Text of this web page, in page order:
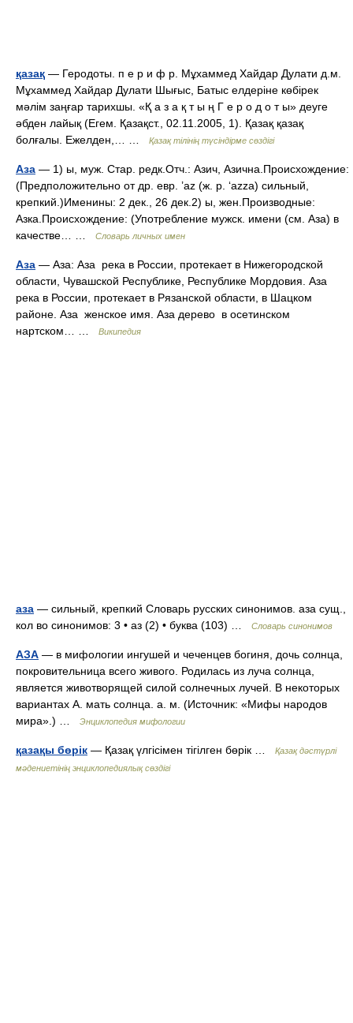
қазақ — Геродоты. п е р и ф р. Мұхаммед Хайдар Дулати д.м.
Мұхаммед Хайдар Дулати Шығыс, Батыс елдеріне көбірек
мәлім заңғар тарихшы. «Қ а з а қ т ы ң Г е р о д о т ы» деуге
әбден лайық (Егем. Қазақст., 02.11.2005, 1). Қазақ қазақ
болғалы. Ежелден,… …
Қазақ тілінің түсіндірме сөздігі
Аза — 1) ы, муж. Стар. редк.Отч.: Азич, Азична.Происхождение:
(Предположительно от др. евр. ’az (ж. р. ‘azza) сильный,
крепкий.)Именины: 2 дек., 26 дек.2) ы, жен.Производные:
Азка.Происхождение: (Употребление мужск. имени (см. Аза) в
качестве… …
Словарь личных имен
Аза — Аза: Аза река в России, протекает в Нижегородской
области, Чувашской Республике, Республике Мордовия. Аза
река в России, протекает в Рязанской области, в Шацком
районе. Аза женское имя. Аза дерево в осетинском
нартском… …
Википедия
аза — сильный, крепкий Словарь русских синонимов. аза сущ.,
кол во синонимов: 3 • аз (2) • буква (103) …
Словарь синонимов
АЗА — в мифологии ингушей и чеченцев богиня, дочь солнца,
покровительница всего живого. Родилась из луча солнца,
является животворящей силой солнечных лучей. В некоторых
вариантах А. мать солнца. а. м. (Источник: «Мифы народов
мира».) …
Энциклопедия мифологии
қазақы бөрік — Қазақ үлгісімен тігілген бөрік …
Қазақ дәстүрлі
мәдениетінің энциклопедиялық сөздігі